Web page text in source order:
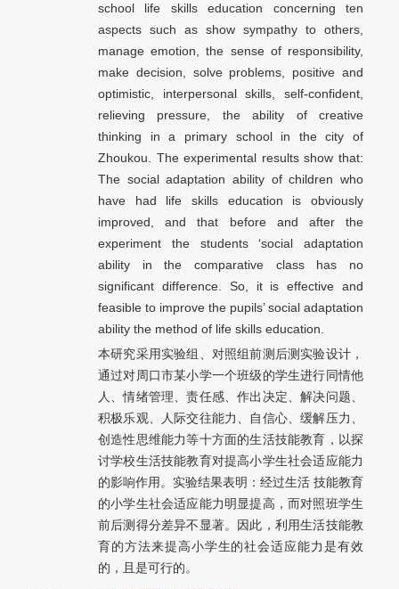
school life skills education concerning ten
aspects such as show sympathy to others,
manage emotion, the sense of responsibility,
make decision, solve problems, positive and
optimistic, interpersonal skills, self-confident,
relieving pressure, the ability of creative
thinking in a primary school in the city of
Zhoukou. The experimental results show that:
The social adaptation ability of children who
have had life skills education is obviously
improved, and that before and after the
experiment the students ‘social adaptation
ability in the comparative class has no
significant difference. So, it is effective and
feasible to improve the pupils’ social adaptation
ability the method of life skills education.
本研究采用实验组、对照组前测后测实验设计，
通过对周口市某小学一个班级的学生进行同情他
人、情绪管理、责任感、作出决定、解决问题、
积极乐观、人际交往能力、自信心、缓解压力、
创造性思维能力等十方面的生活技能教育，以探
讨学校生活技能教育对提高小学生社会适应能力
的影响作用。实验结果表明：经过生活 技能教育
的小学生社会适应能力明显提高，而对照班学生
前后测得分差异不显著。因此，利用生活技能教
育的方法来提高小学生的社会适应能力是有效
的，且是可行的。